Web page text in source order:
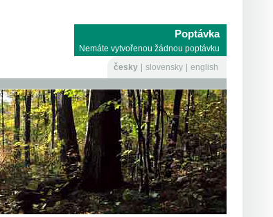
Poptávka
Nemáte vytvořenou žádnou poptávku
česky
slovensky english